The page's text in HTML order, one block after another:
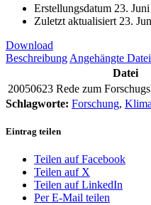
Erstellungsdatum 23.
Zuletzt aktualisiert 23.
Download
Beschreibung Angehängte
Datei
20050623 Rede zum
Schlagworte: Forschung,
Eintrag teilen
Teilen auf Facebook
Teilen auf X
Teilen auf LinkedIn
Per E-Mail teilen